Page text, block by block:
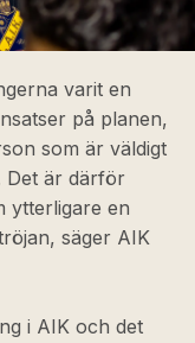
varit en
på planen,
som är väldigt
Det är därför
ytterligare en
säger AIK
i AIK och det